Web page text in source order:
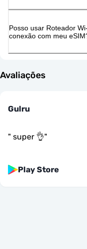
Posso usar Roteador
conexão com meu
Avaliações
Gulru
" super 👌"
Play Store